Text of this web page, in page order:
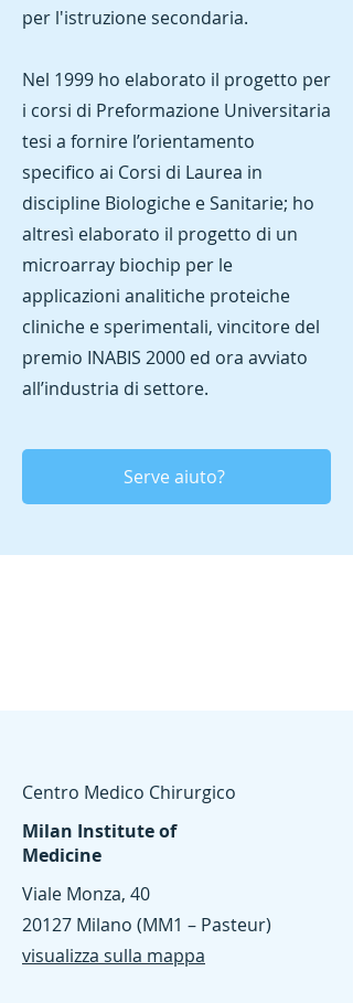
per l'istruzione secondaria.
Nel 1999 ho elaborato il progetto per
i corsi di Preformazione Universitaria
tesi a fornire l’orientamento
specifico ai Corsi di Laurea in
discipline Biologiche e Sanitarie; ho
altresì elaborato il progetto di un
microarray biochip per le
applicazioni analitiche proteiche
cliniche e sperimentali, vincitore del
premio INABIS 2000 ed ora avviato
all’industria di settore.
Serve aiuto?
Centro Medico Chirurgico
Milan Institute of
Medicine
Viale Monza, 40
20127 Milano (MM1 – Pasteur)
visualizza sulla mappa